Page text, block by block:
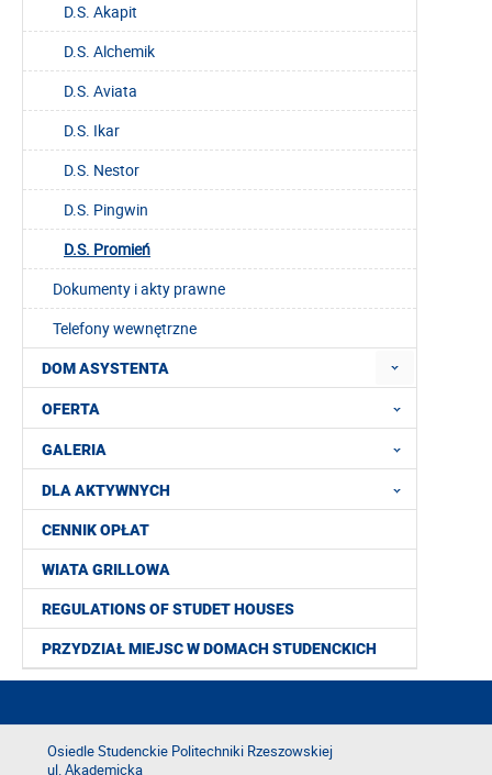
D.S. Akapit
D.S. Alchemik
D.S. Aviata
D.S. Ikar
D.S. Nestor
D.S. Pingwin
D.S. Promień
Dokumenty i akty prawne
Telefony wewnętrzne
DOM ASYSTENTA
OFERTA
GALERIA
DLA AKTYWNYCH
CENNIK OPŁAT
WIATA GRILLOWA
REGULATIONS OF STUDET HOUSES
PRZYDZIAŁ MIEJSC W DOMACH STUDENCKICH
Osiedle Studenckie Politechniki Rzeszowskiej
ul. Akademicka